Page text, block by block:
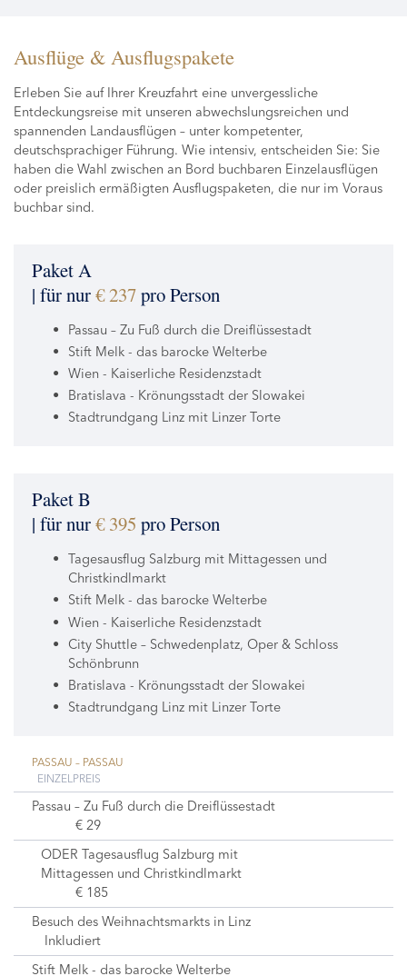
Ausflüge & Ausflugspakete
Erleben Sie auf Ihrer Kreuzfahrt eine unvergessliche
Entdeckungsreise mit unseren abwechslungsreichen und
spannenden Landausflügen – unter kompetenter,
deutschsprachiger Führung. Wie intensiv, entscheiden Sie: Sie
haben die Wahl zwischen an Bord buchbaren Einzelausflügen
oder preislich ermäßigten Ausflugspaketen, die nur im Voraus
buchbar sind.
Paket A
| für nur€ 237pro Person
Passau – Zu Fuß durch die Dreiflüssestadt
Stift Melk - das barocke Welterbe
Wien - Kaiserliche Residenzstadt
Bratislava - Krönungsstadt der Slowakei
Stadtrundgang Linz mit Linzer Torte
Paket B
| für nur€ 395 pro Person
Tagesausflug Salzburg mit Mittagessen und
Christkindlmarkt
Stift Melk - das barocke Welterbe
Wien - Kaiserliche Residenzstadt
City Shuttle – Schwedenplatz, Oper & Schloss
Schönbrunn
Bratislava - Krönungsstadt der Slowakei
Stadtrundgang Linz mit Linzer Torte
PASSAU – PASSAU
EINZELPREIS
Passau – Zu Fuß durch die Dreiflüssestadt
€ 29
ODER Tagesausflug Salzburg mit
Mittagessen und Christkindlmarkt
€ 185
Besuch des Weihnachtsmarkts in Linz
Inkludiert
Stift Melk - das barocke Welterbe